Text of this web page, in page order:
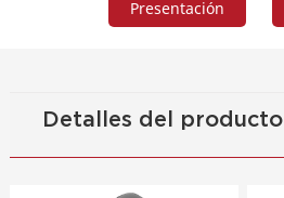
Detalles del producto